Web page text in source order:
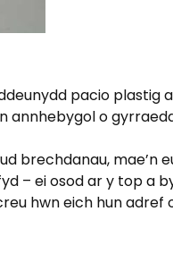
pacio plastig
o
brechdanau, mae’n
– ei osod ar y top a
hwn eich hun adref